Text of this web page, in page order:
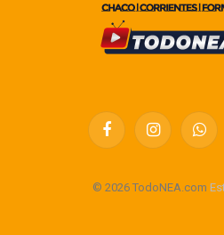
FacebookInstagram
© 2026 TodoNEA.com